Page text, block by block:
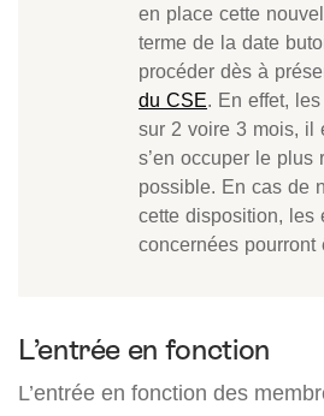
en place cette
terme de la date
procéder dès à
du CSE. En effet,
sur 2 voire 3 mois, il
s’en occuper le plus
possible. En cas de
cette disposition, les
concernées pourront
L’entrée en fonction
L’entrée en fonction des